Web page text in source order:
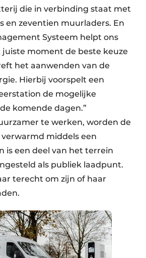
die in verbinding staat met
en zeventien muurladers. En
Systeem helpt ons
juiste moment de beste keuze
het aanwenden van de
Hierbij voorspelt een
de mogelijke
komende dagen.”
te werken, worden de
middels een
is een deel van het terrein
als publiek laadpunt.
terecht om zijn of haar